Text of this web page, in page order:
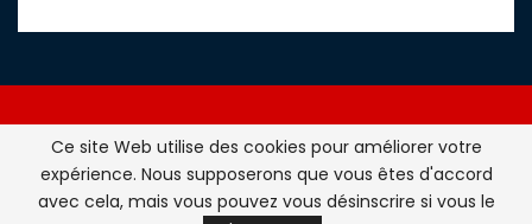
Atlasinfo.fr : l'essentiel de l'actualité de la France et du
Maghreb © Tous Droits Réservés - Atlasinfo- 2026
Ce site Web utilise des cookies pour améliorer votre
expérience. Nous supposerons que vous êtes d'accord
avec cela, mais vous pouvez vous désinscrire si vous le